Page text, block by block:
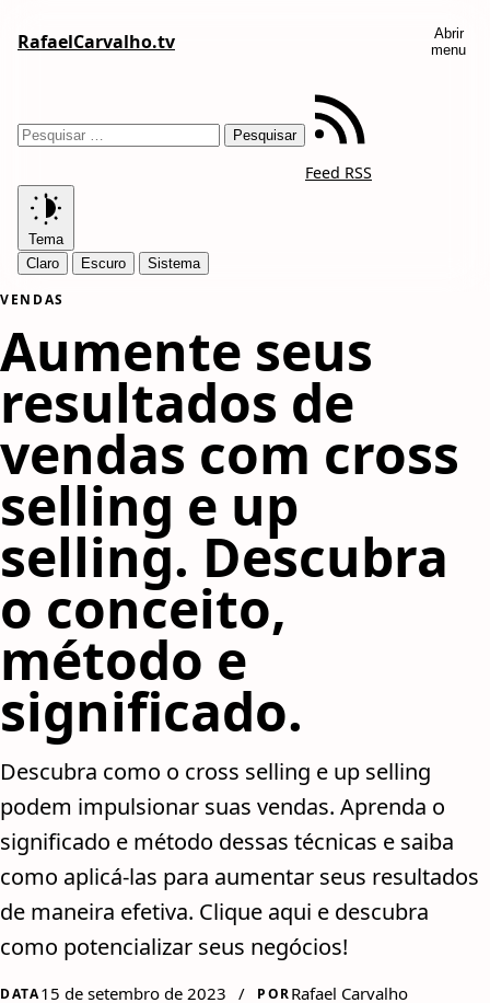
RafaelCarvalho.tv
Abrir
menu
Feed RSS
Tema
Claro
Escuro Sistema
VENDAS
Aumente seus
resultados de
vendas com cross
selling e up
selling. Descubra
o conceito,
método e
significado.
Descubra como o cross selling e up selling
podem impulsionar suas vendas. Aprenda o
significado e método dessas técnicas e saiba
como aplicá-las para aumentar seus resultados
de maneira efetiva. Clique aqui e descubra
como potencializar seus negócios!
DATA15 de setembro de 2023 / PORRafael Carvalho